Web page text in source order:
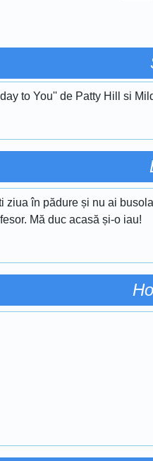
to You'' de Patty Hill si
ziua în pădure și nu ai
Mă duc acasă și-o iau!